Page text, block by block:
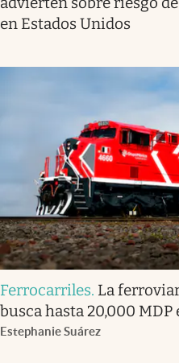
en Estados Unidos
Ferrocarriles. La
busca hasta 20,000 MDP
Estephanie Suárez